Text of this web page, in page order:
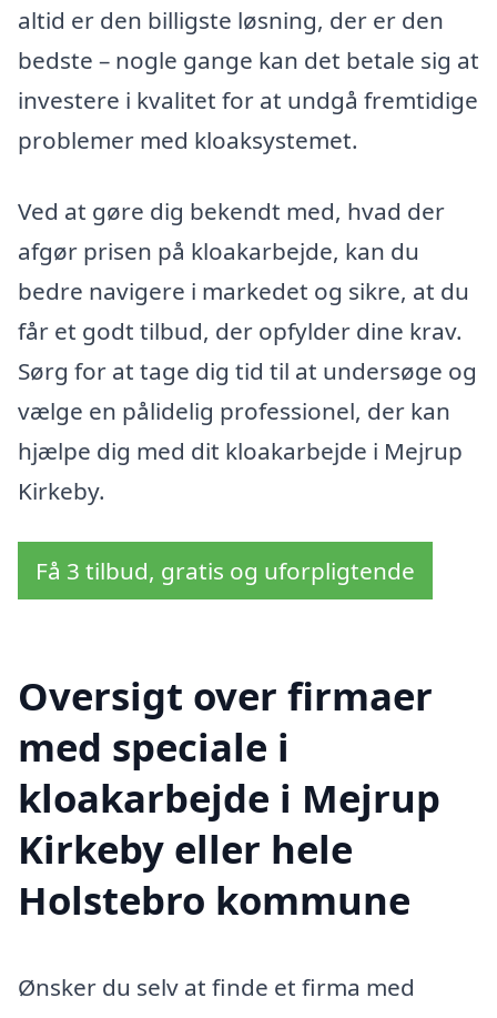
altid er den billigste løsning, der er den
bedste – nogle gange kan det betale sig at
investere i kvalitet for at undgå fremtidige
problemer med kloaksystemet.
Ved at gøre dig bekendt med, hvad der
afgør prisen på kloakarbejde, kan du
bedre navigere i markedet og sikre, at du
får et godt tilbud, der opfylder dine krav.
Sørg for at tage dig tid til at undersøge og
vælge en pålidelig professionel, der kan
hjælpe dig med dit kloakarbejde i Mejrup
Kirkeby.
Få 3 tilbud, gratis og uforpligtende
Oversigt over firmaer
med speciale i
kloakarbejde i Mejrup
Kirkeby eller hele
Holstebro kommune
Ønsker du selv at finde et firma med